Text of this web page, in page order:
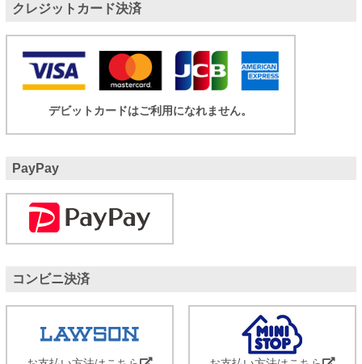
クレジットカード決済
デビットカードはご利用になれません。
PayPay
コンビニ決済